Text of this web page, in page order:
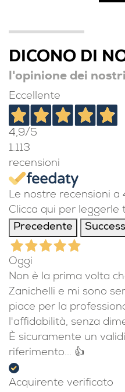
DICONO DI
l'opinione dei
Eccellente
4,9/5
1.113
recensioni
Le nostre recensioni a
Clicca qui per leggerle
Precedente
Oggi
Non è la prima volta
Zanichelli e mi sono
piace per la
l'affidabilità, senza
È sicuramente un
riferimento... 👍
Acquirente verificato